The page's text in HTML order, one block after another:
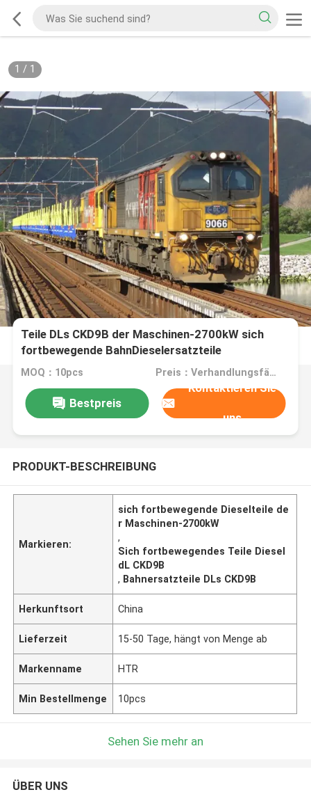
1 / 1
Teile DLs CKD9B der Maschinen-2700kW sich
fortbewegende BahnDieselersatzteile
MOQ：10pcs Preis：Verhandlungsfähig
Bestpreis
Kontaktieren Sie
uns
PRODUKT-BESCHREIBUNG
Markieren:
sich fortbewegende Dieselteile de
r Maschinen-2700kW
,
Sich fortbewegendes Teile Diesel
dL CKD9B
, Bahnersatzteile DLs CKD9B
Herkunftsort China
Lieferzeit 15-50 Tage, hängt von Menge ab
Markenname HTR
Min Bestellmenge 10pcs
Sehen Sie mehr an
ÜBER UNS